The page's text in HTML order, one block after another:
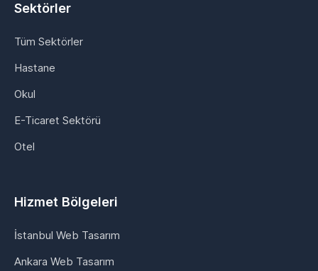
Sektörler
Tüm Sektörler
Hastane
Okul
E-Ticaret Sektörü
Otel
Hizmet Bölgeleri
İstanbul Web Tasarım
Ankara Web Tasarım